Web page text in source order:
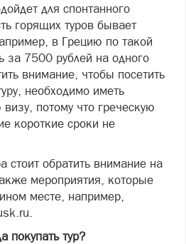
для спонтанного
горящих туров бывает
в Грецию по такой
за 7500 рублей на одного
внимание, чтобы посетить
необходимо иметь
потому что греческую
короткие сроки не
стоит обратить внимание на
мероприятия, которые
месте, например,
покупать тур?